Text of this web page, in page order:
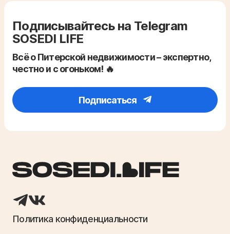
Подписывайтесь на Telegram
SOSEDI LIFE
Всё о Питерской недвижимости – экспертно,
честно и с огоньком! 🔥
Подписаться
Политика конфиденциальности